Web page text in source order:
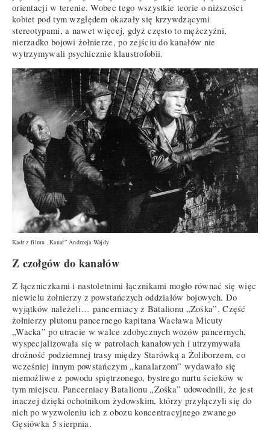
orientacji w terenie. Wobec tego wszystkie teorie o niższości
kobiet pod tym względem okazały się krzywdzącymi
stereotypami, a nawet więcej, gdyż często to mężczyźni,
nierzadko bojowi żołnierze, po zejściu do kanałów nie
wytrzymywali psychicznie klaustrofobii.
Kadr z filmu „Kanał” Andrzeja Wajdy
Z czołgów do kanałów
Z łączniczkami i nastoletnimi łącznikami mogło równać się więc
niewielu żołnierzy z powstańczych oddziałów bojowych. Do
wyjątków należeli… pancerniacy z Batalionu „Zośka”. Część
żołnierzy plutonu pancernego kapitana Wacława Micuty
„Wacka” po utracie w walce zdobycznych wozów pancernych,
wyspecjalizowała się w patrolach kanałowych i utrzymywała
drożność podziemnej trasy między Starówką a Żoliborzem, co
wcześniej innym powstańczym „kanalarzom” wydawało się
niemożliwe z powodu spiętrzonego, bystrego nurtu ścieków w
tym miejscu. Pancerniacy Batalionu „Zośka” udowodnili, że jest
inaczej dzięki ochotnikom żydowskim, którzy przyłączyli się do
nich po wyzwoleniu ich z obozu koncentracyjnego zwanego
Gęsiówka 5 sierpnia.